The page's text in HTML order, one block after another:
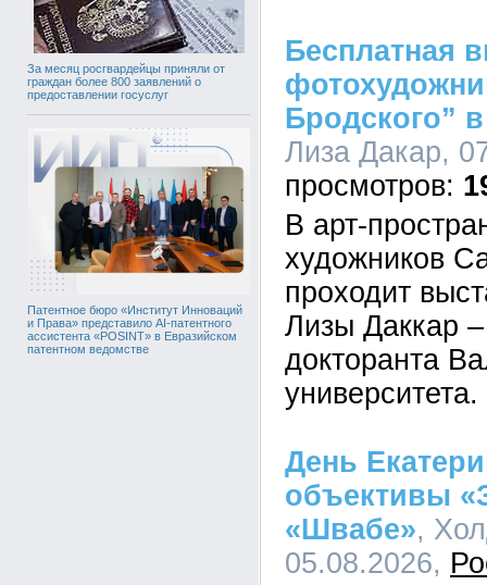
За месяц росгвардейцы приняли от
граждан более 800 заявлений о
предоставлении госуслуг
Патентное бюро «Институт Инноваций
и Права» представило AI-патентного
ассистента «POSINT» в Евразийском
патентном ведомстве
Бесплатная
Бродского”
Лиза Дакар,
В арт-
художников
проходит
Лизы Даккар
докторанта
университета.
День
объективы
«Швабе»,
05.08.2026,